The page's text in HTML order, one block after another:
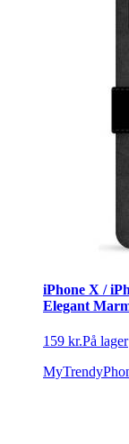
iPhone X /
Elegant
159 kr.På lager